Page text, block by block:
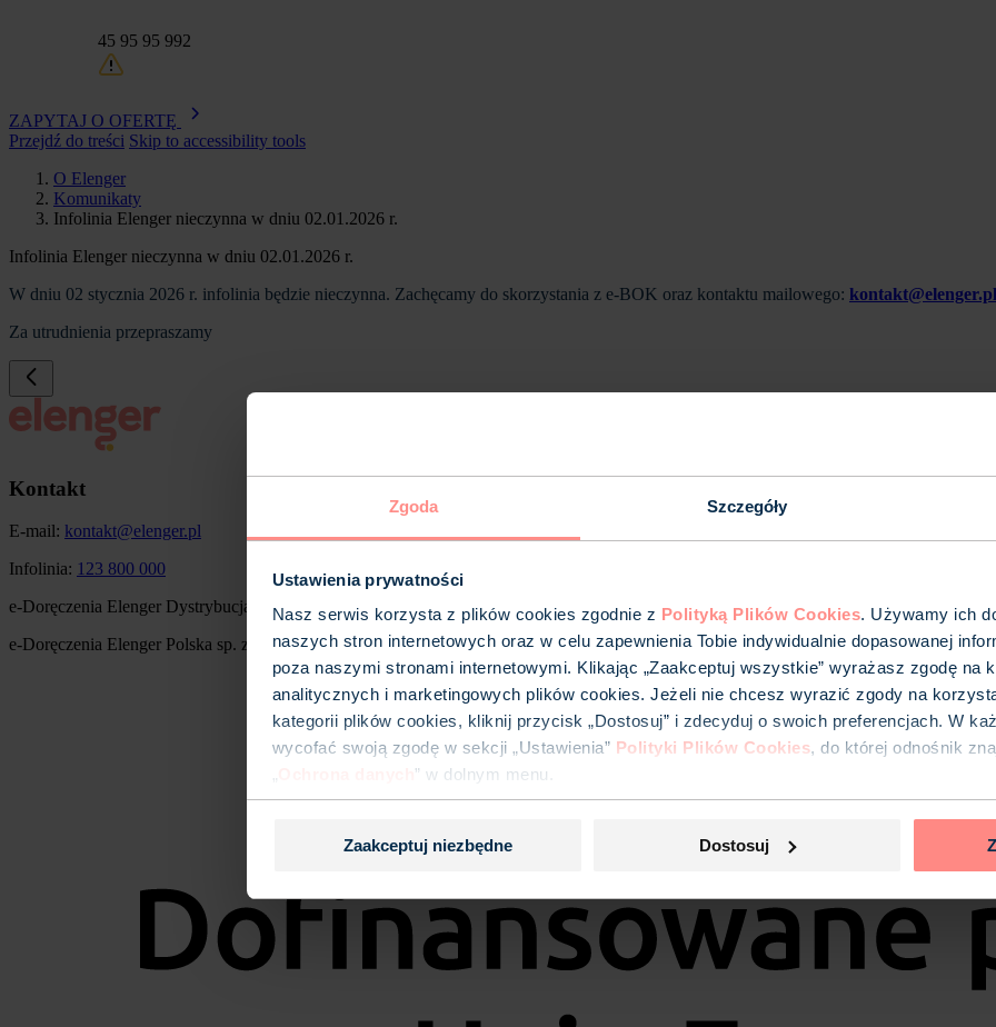
Zgoda Szczegóły
Ustawienia prywatności
Nasz serwis korzysta z plików cookies zgodnie z Polityką Plików Cookies. Używamy ich
naszych stron internetowych oraz w celu zapewnienia Tobie indywidualnie dopasowanej
poza naszymi stronami internetowymi. Klikając „Zaakceptuj wszystkie” wyrażasz zgodę na
analitycznych i marketingowych plików cookies. Jeżeli nie chcesz wyrazić zgody na
kategorii plików cookies, kliknij przycisk „Dostosuj” i zdecyduj o swoich preferencjach. W
wycofać swoją zgodę w sekcji „Ustawienia” Polityki Plików Cookies, do której odnośnik
„
” w dolnym menu.
Zaakceptuj niezbędne Dostosuj
45 95 95 992
ZAPYTAJ O OFERTĘ
Przejdź do treści Skip to accessibility tools
Ścieżka
nawigacyjna
O Elenger
Komunikaty
Infolinia Elenger nieczynna w dniu 02.01.2026 r.
Infolinia Elenger nieczynna w dniu 02.01.2026 r.
W dniu 02 stycznia 2026 r. infolinia będzie nieczynna. Zachęcamy do skorzystania z e-BOK oraz kontaktu mailowego: kontakt@elenger.pl
Za utrudnienia przepraszamy
Kontakt
E-mail: kontakt@elenger.pl
Infolinia: 123 800 000
e-Doręczenia Elenger Dystrybucja sp. z o.o.: AE:PL-34752-13918-DEEBS-21
e-Doręczenia Elenger Polska sp. z o.o.: AE:PL-64405-49550-DCEEJ-19